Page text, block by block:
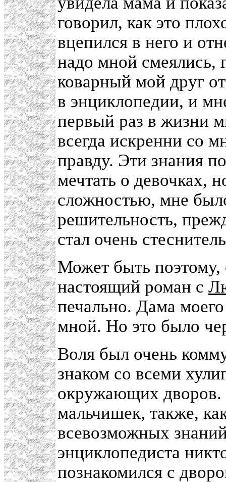
говорил, как это
вцепился в него и
надо мной смеялись,
коварный мой друг
в энциклопедии, и
первый раз в жизни
всегда искренни со
правду. Эти знания
мечтать о девочках,
сложностью, мне
решительность,
стал очень
Может быть поэтому,
настоящий роман с
печально. Дама
мной. Но это было
Воля был очень
знаком со всеми
окружающих дворов.
мальчишек, также,
всевозможных
энциклопедиста
познакомился с